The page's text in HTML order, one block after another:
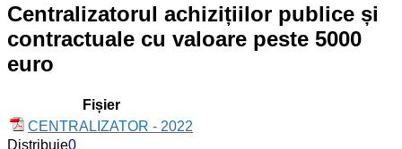
Centralizatorul achizițiilor publice și
contractuale cu valoare peste 5000
euro
Fișier
CENTRALIZATOR - 2022
Distribuie0